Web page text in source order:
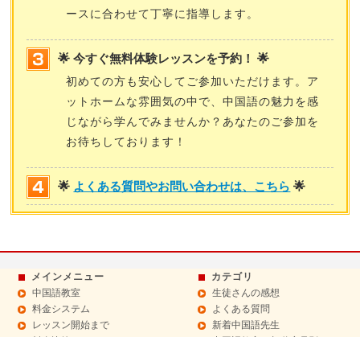
ースに合わせて丁寧に指導します。
🌟 今すぐ無料体験レッスンを予約！ 🌟
初めての方も安心してご参加いただけます。ア
ットホームな雰囲気の中で、中国語の魅力を感
じながら学んでみませんか？あなたのご参加を
お待ちしております！
🌟 よくある質問やお問い合わせは、こちら 🌟
メインメニュー
中国語教室
料金システム
レッスン開始まで
カテゴリ
生徒さんの感想
よくある質問
新着中国語先生